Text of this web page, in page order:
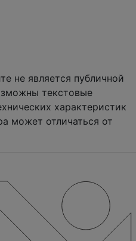
не является публичной
текстовые
характеристик
может отличаться от